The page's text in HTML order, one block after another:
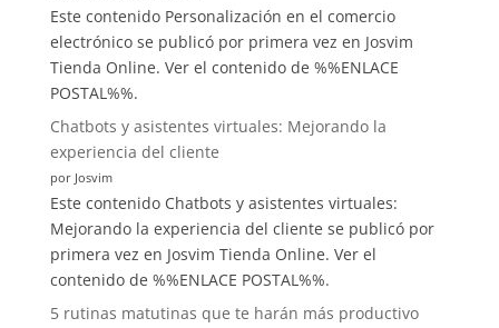
Este contenido Personalización en el comercio
electrónico se publicó por primera vez en Josvim
Tienda Online. Ver el contenido de %%ENLACE
POSTAL%%.
Chatbots y asistentes virtuales: Mejorando la
experiencia del cliente
por Josvim
Este contenido Chatbots y asistentes virtuales:
Mejorando la experiencia del cliente se publicó por
primera vez en Josvim Tienda Online. Ver el
contenido de %%ENLACE POSTAL%%.
5 rutinas matutinas que te harán más productivo